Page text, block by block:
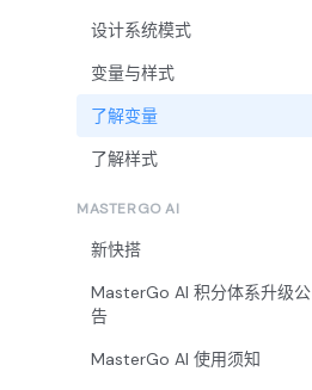
设计系统模式
变量与样式
了解变量
了解样式
MASTERGO AI
新快搭
MasterGo AI 积分体系升级公
告
MasterGo AI 使用须知